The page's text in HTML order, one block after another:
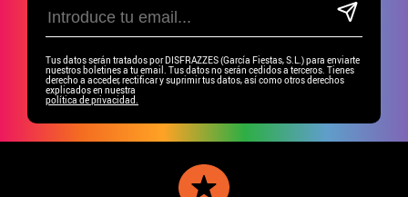
Tus datos serán tratados por DISFRAZZES (García Fiestas, S.L.) para enviarte
nuestros boletines a tu email. Tus datos no serán cedidos a terceros. Tienes
derecho a acceder, rectificar y suprimir tus datos, así como otros derechos
explicados en nuestra
política de privacidad.